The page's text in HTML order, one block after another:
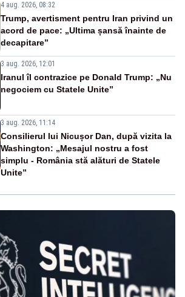
4 aug. 2026, 08:32
Trump, avertisment pentru Iran privind un
acord de pace: „Ultima șansă înainte de
decapitare”
3 aug. 2026, 12:01
Iranul îl contrazice pe Donald Trump: „Nu
negociem cu Statele Unite”
3 aug. 2026, 11:14
Consilierul lui Nicușor Dan, după vizita la
Washington: „Mesajul nostru a fost
simplu - România stă alături de Statele
Unite”